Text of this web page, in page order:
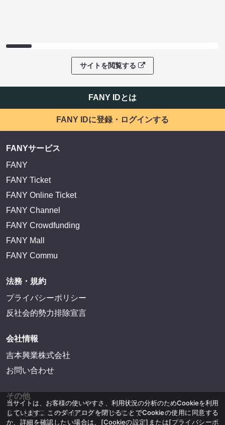
サイトを閲覧する
FANY IDとは
FANY IDに登録・ログインする
FANYサービス
FANY
FANY Ticket
FANY Online Ticket
FANY Channel
FANY Crowdfunding
FANY Mall
FANY Commu
法務・規約
プライバシーポリシー
反社会的勢力排除宣言
会社情報
吉本興業株式会社
お問い合わせ
その他
よしもとニュースセンターアーカイブ
当サイトは、お客様の使いやすさ、利用状況の分析のためCookieを利用
しています。このダイアログを閉じることでCookieの使用に同意する
か、詳細を確認したい場合は、 [Cookieの設定] または[プライバシーポ